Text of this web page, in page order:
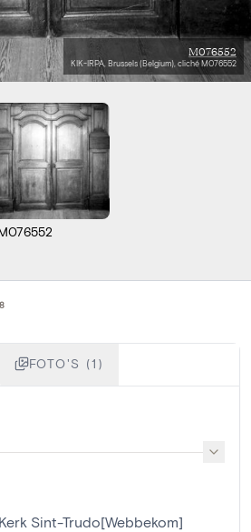
M076552
KIK-IRPA, Brussels (Belgium), cliché M076552
FOTO'S (1)
Sint-Trudo[Webbekom]